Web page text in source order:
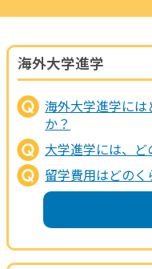
海外大学進学
海外大学進学に
か？
大学進学には、
留学費用はどのく